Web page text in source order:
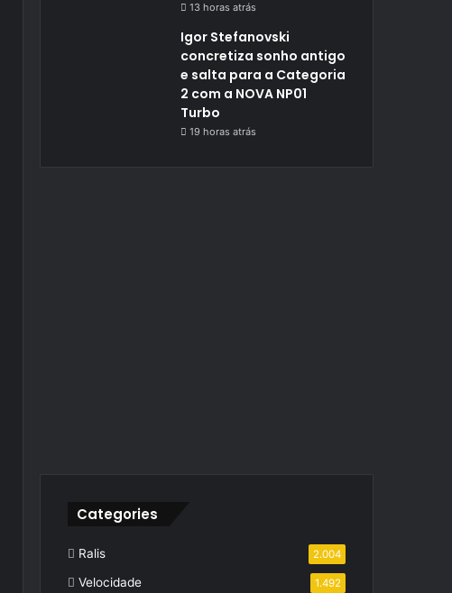
13 horas atrás
Igor Stefanovski
concretiza sonho antigo
e salta para a Categoria
2 com a NOVA NP01
Turbo
19 horas atrás
Categories
Ralis 2.004
Velocidade 1.492